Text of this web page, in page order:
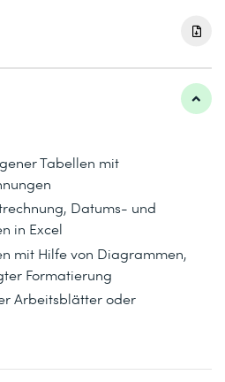
Tabellen mit
Datums- und
in Excel
mit Hilfe von Diagrammen,
Formatierung
Arbeitsblätter oder